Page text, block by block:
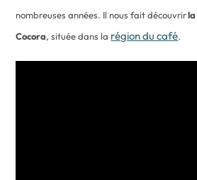
nombreuses années. Il nous fait découvrirla
Cocora, située dans la région du café.